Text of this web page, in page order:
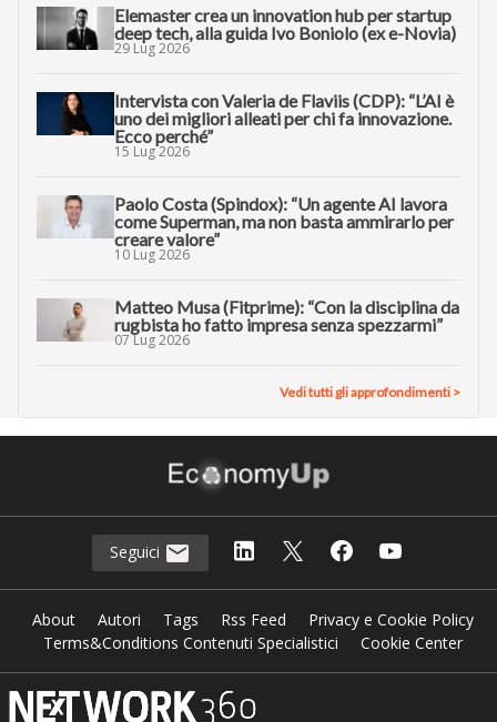
Elemaster crea un innovation hub per startup
deep tech, alla guida Ivo Boniolo (ex e-Novia)
29 Lug 2026
Intervista con Valeria de Flaviis (CDP): “L’AI è
uno dei migliori alleati per chi fa innovazione.
Ecco perché”
15 Lug 2026
Paolo Costa (Spindox): “Un agente AI lavora
come Superman, ma non basta ammirarlo per
creare valore”
10 Lug 2026
Matteo Musa (Fitprime): “Con la disciplina da
rugbista ho fatto impresa senza spezzarmi”
07 Lug 2026
Vedi tutti gli approfondimenti >
Seguici
About Autori Tags Rss Feed
Privacy e Cookie Policy
Terms&Conditions Contenuti Specialistici
Cookie Center